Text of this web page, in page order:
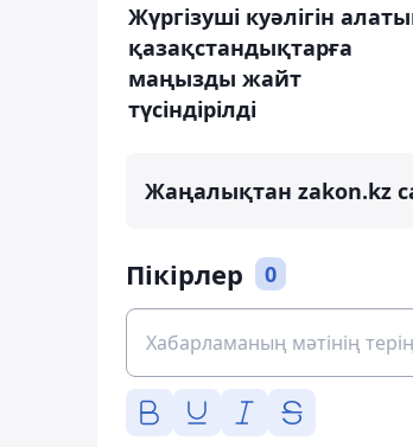
Жүргізуші куәлігін
қазақстандықтарға
маңызды жайт
түсіндірілді
Жаңалықтан zakon.kz
Пікірлер 0